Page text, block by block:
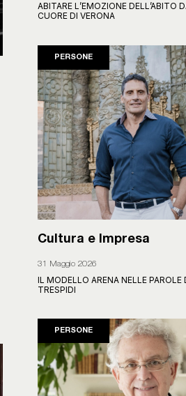
ABITARE L’EMOZIONE DELL’ABITO
CUORE DI VERONA
PERSONE
Cultura e Impresa
31 Maggio 2026
IL MODELLO ARENA NELLE PAROLE
TRESPIDI
PERSONE